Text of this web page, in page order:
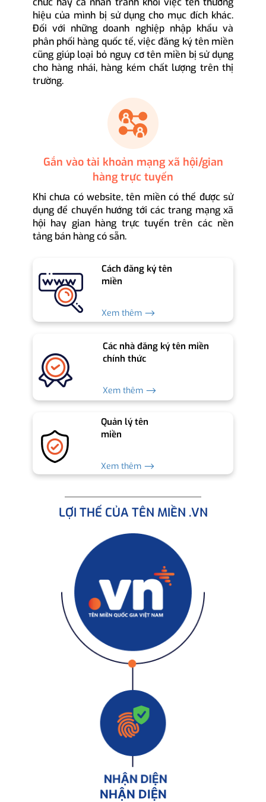
hiệu của mình bị sử dụng cho mục đích khác.
Đối với những doanh nghiệp nhập khẩu và
phân phối hàng quốc tế, việc đăng ký tên miền
cũng giúp loại bỏ nguy cơ tên miền bị sử dụng
cho hàng nhái, hàng kém chất lượng trên thị
trường.
Gắn vào tài khoản mạng xã hội/gian
hàng trực tuyến
Khi chưa có website, tên miền có thể được sử
dụng để chuyển hướng tới các trang mạng xã
hội hay gian hàng trực tuyến trên các nền
tảng bán hàng có sẵn.
Cách đăng ký tên
miền
Xem thêm ⟶
Các nhà đăng ký tên miền
chính thức
Xem thêm ⟶
Quản lý tên
miền
Xem thêm ⟶
LỢI THẾ CỦA TÊN MIỀN .VN
NHẬN DIỆN